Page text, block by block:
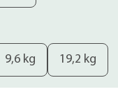
9,6 kg 19,2 kg